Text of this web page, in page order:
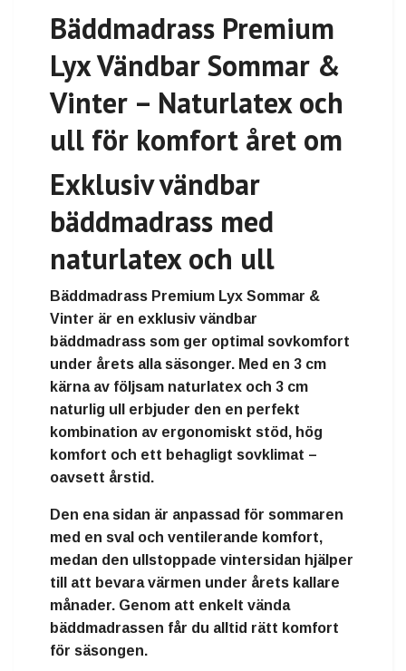
Bäddmadrass Premium
Lyx Vändbar Sommar &
Vinter – Naturlatex och
ull för komfort året om
Exklusiv vändbar
bäddmadrass med
naturlatex och ull
Bäddmadrass Premium Lyx Sommar &
Vinter är en exklusiv vändbar
bäddmadrass som ger optimal sovkomfort
under årets alla säsonger. Med en 3 cm
kärna av följsam naturlatex och 3 cm
naturlig ull
erbjuder den en perfekt
kombination av ergonomiskt stöd, hög
komfort och ett behagligt sovklimat –
oavsett årstid.
Den ena sidan är anpassad för sommaren
med en sval och ventilerande komfort,
medan den ullstoppade vintersidan hjälper
till att bevara värmen under årets kallare
månader. Genom att enkelt vända
bäddmadrassen får du alltid rätt komfort
för säsongen.